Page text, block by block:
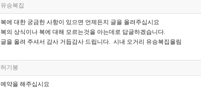
유승복집
복에 대한 궁금한 사항이 있으면 언제든지 글을 올려주십시요
복의 상식이나 복에 대해 모르는것을 아는데로 답글하겠습니다.
글을 올려 주셔서 감사 거듭감사 드립니다. 시내 오거리 유승복집올림
허기봉
예약을 해주십시요